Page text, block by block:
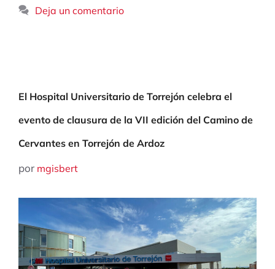
Deja un comentario
El Hospital Universitario de Torrejón celebra el
evento de clausura de la VII edición del Camino de
Cervantes en Torrejón de Ardoz
por mgisbert